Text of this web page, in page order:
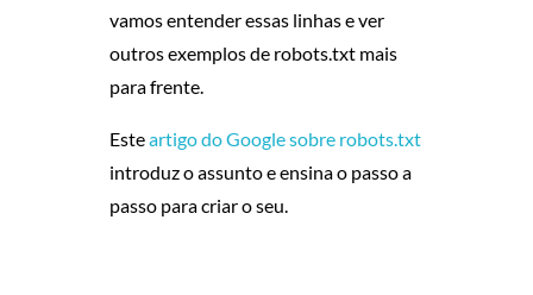
Â
N
C
I
vamos entender essas linhas e ver
outros exemplos de robots.txt mais
para frente.
Esteartigo do Google sobre robots.txt
introduz o assunto e ensina o passo a
passo para criar o seu.